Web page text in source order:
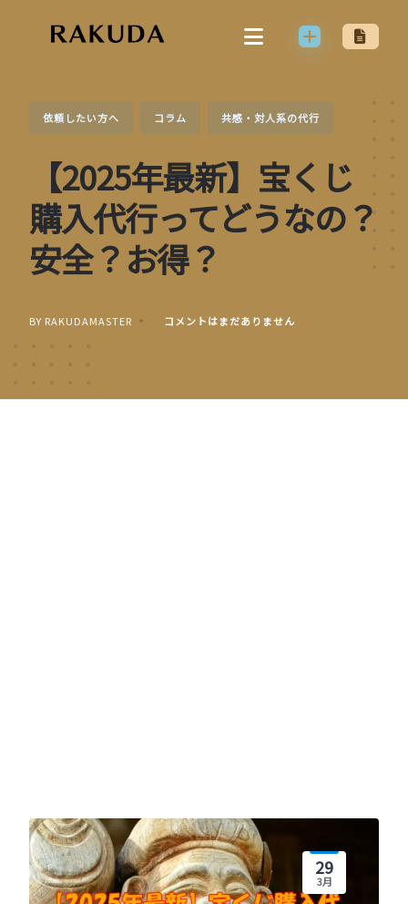
依頼したい方へ コラム 共感・対人系の代行
【2025年最新】宝くじ
購入代行ってどうなの？
安全？お得？
BY RAKUDAMASTER コメントはまだありません
29
3月